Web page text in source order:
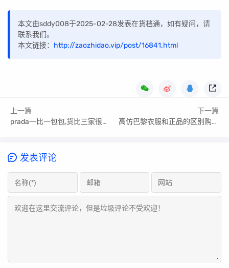
本文由sddy008于2025-02-28发表在货档通，如有疑问，请
联系我们。
本文链接： http://zaozhidao.vip/post/16841.html
上一篇
prada一比一包包,货比三家很重要
下一篇
高仿巴黎衣服和正品的区别购买误区,避开常见陷阱
发表评论